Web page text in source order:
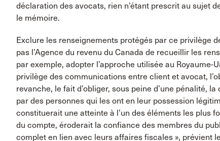
déclaration des avocats, rien n’étant prescrit au sujet
le mémoire.
Exclure les renseignements protégés par ce privilège
pas l’Agence du revenu du Canada de recueillir les
par exemple, adopter l’approche utilisée au Royaume-
privilège des communications entre client et avocat,
revanche, le fait d’obliger, sous peine d’une pénalité,
par des personnes qui les ont en leur possession
constituerait une atteinte à l’un des éléments les plus
du compte, éroderait la confiance des membres du
complet en lien avec leurs affaires fiscales », prévient